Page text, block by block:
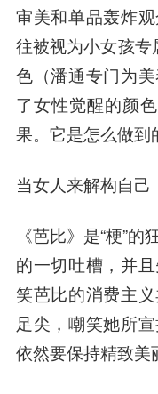
审美和单品轰炸
往被视为小女孩专
色（潘通专门为
了女性觉醒的颜
果。它是怎么做到
当女人来解构自己
《芭比》是“梗”
的一切吐槽，并
笑芭比的消费主
足尖，嘲笑她所
依然要保持精致美